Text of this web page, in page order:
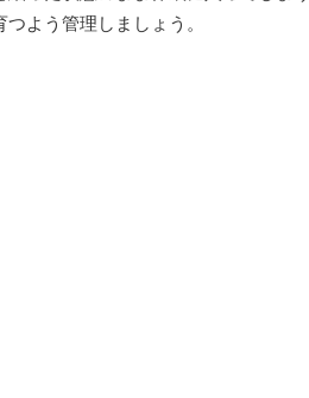
つよう管理しましょう。